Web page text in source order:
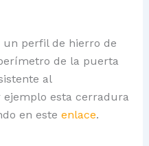
un perfil de hierro de
de la puerta
al
esta cerradura
en este enlace.